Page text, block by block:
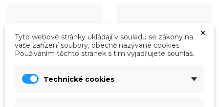
×
Tyto webové stránky ukládají v souladu se zákony na
vaše zařízení soubory, obecně nazývané cookies.
Používáním těchto stránek s tím vyjadřujete souhlas.
Technické cookies